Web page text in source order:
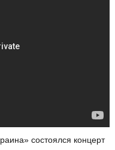
состоялся концерт